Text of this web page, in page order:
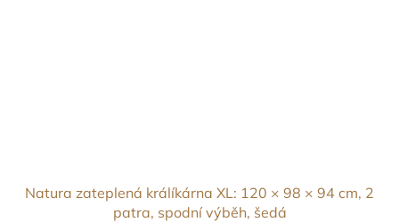
Natura zateplená králíkárna XL: 120 × 98 × 94 cm, 2
patra, spodní výběh, šedá